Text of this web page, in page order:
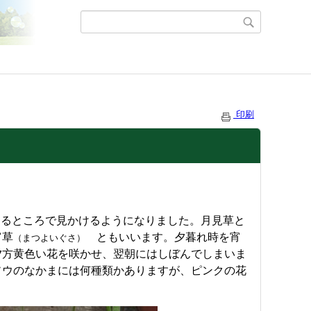
印刷
ところで見かけるようになりました。月見草と
草 （まつよいぐさ）
ともいいます。夕暮れ時を宵
黄色い花を咲かせ、翌朝にはしぼんでしまいま
のなかまには何種類かありますが、ピンクの花